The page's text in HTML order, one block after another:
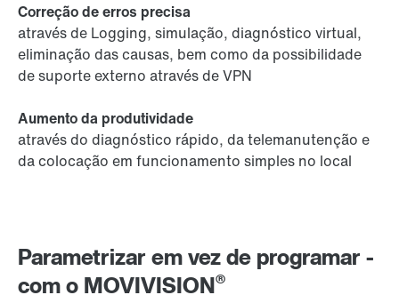
Parametrizar em vez de programar -
com o MOVIVISION®
Correção de erros precisa
através de Logging, simulação, diagnóstico virtual,
eliminação das causas, bem como da possibilidade
de suporte externo através de VPN
Aumento da produtividade
através do diagnóstico rápido, da telemanutenção e
da colocação em funcionamento simples no local